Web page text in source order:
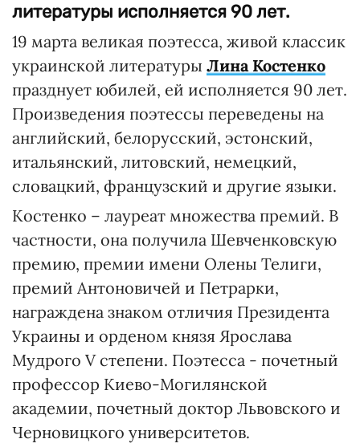
литературы исполняется 90 лет.
19 марта великая поэтесса, живой классик
украинской литературы Лина Костенко
празднует юбилей, ей исполняется 90 лет.
Произведения поэтессы переведены на
английский, белорусский, эстонский,
итальянский, литовский, немецкий,
словацкий, французский и другие языки.
Костенко – лауреат множества премий. В
частности, она получила Шевченковскую
премию, премии имени Олены Телиги,
премий Антоновичей и Петрарки,
награждена знаком отличия Президента
Украины и орденом князя Ярослава
Мудрого V степени. Поэтесса - почетный
профессор Киево-Могилянской
академии, почетный доктор Львовского и
Черновицкого университетов.